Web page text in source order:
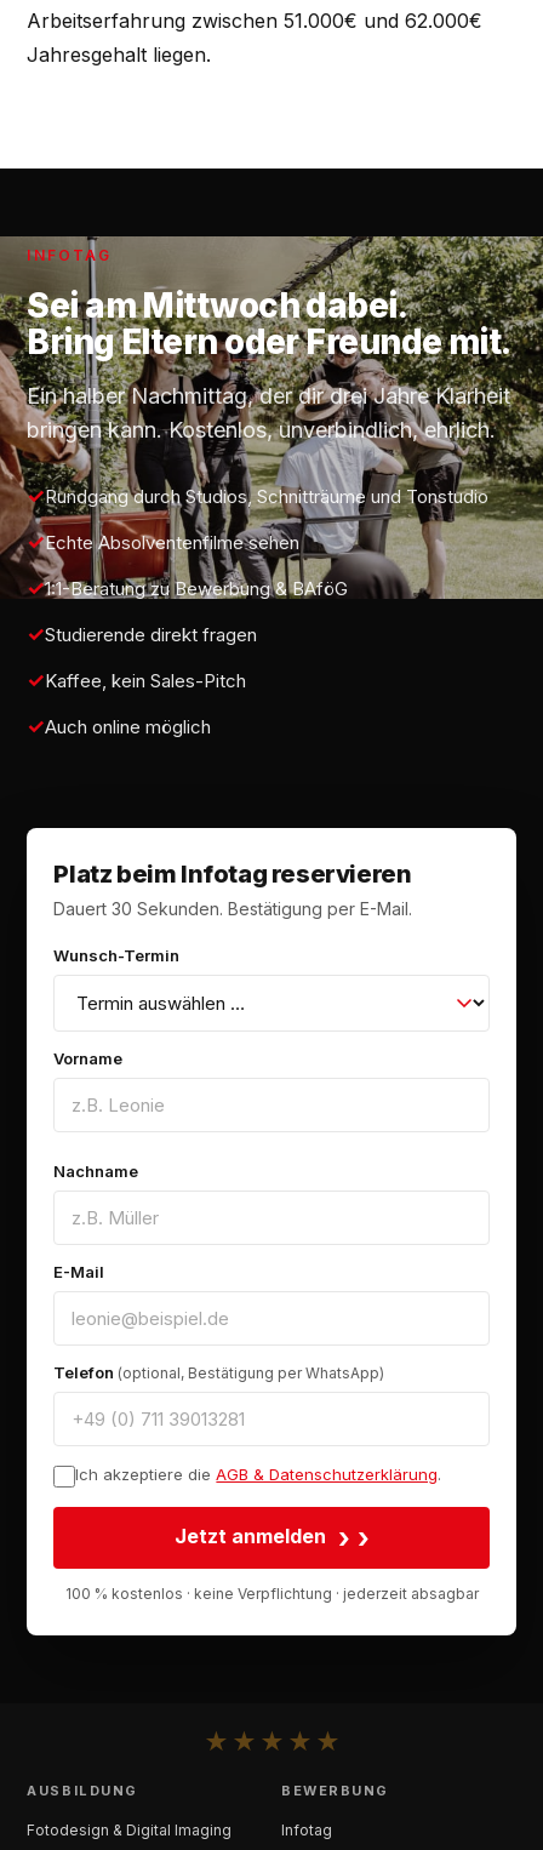
Arbeitserfahrung zwischen 51.000€ und 62.000€
Jahresgehalt liegen.
INFOTAG
Sei amMittwochdabei.
Bring Eltern oder Freunde mit.
Ein halber Nachmittag, der dir drei Jahre Klarheit
bringen kann. Kostenlos, unverbindlich, ehrlich.
Rundgang durch Studios, Schnitträume und Tonstudio
Echte Absolventenfilme sehen
1:1-Beratung zu Bewerbung & BAföG
Studierende direkt fragen
Kaffee, kein Sales-Pitch
Auch online möglich
Platz beim Infotag reservieren
Dauert 30 Sekunden. Bestätigung per E-Mail.
Wunsch-Termin
Vorname
Nachname
E-Mail
Telefon (optional, Bestätigung per WhatsApp)
Ich akzeptiere die AGB & Datenschutzerklärung.
Jetzt anmelden ›
100 % kostenlos · keine Verpflichtung · jederzeit absagbar
★ ★ ★ ★ ★
AUSBILDUNG
Fotodesign & Digital Imaging
BEWERBUNG
Infotag